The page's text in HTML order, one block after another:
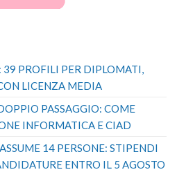
39 PROFILI PER DIPLOMATI,
LICENZA MEDIA
PASSAGGIO: COME
INFORMATICA E CIAD
14 PERSONE: STIPENDI
ENTRO IL 5 AGOSTO